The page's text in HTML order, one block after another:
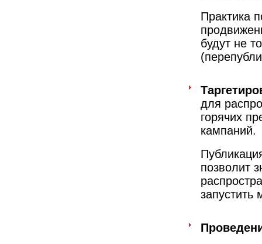
Практика
будут не
для
горячих
кампаний.
позволит
запустить